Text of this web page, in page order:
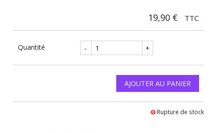
19,90 € TTC
Quantité - +
AJOUTER AU PANIER
Rupture de stock